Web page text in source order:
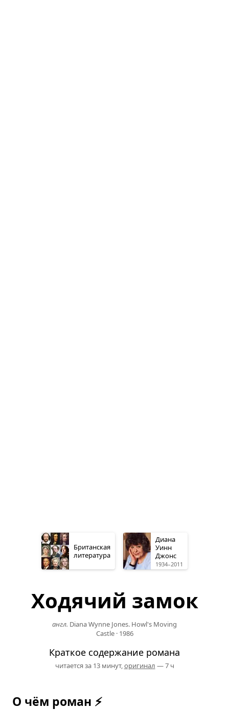
Британская
литература
Диана
Уинн
Джонс
1934–2011
Ходячий замок
англ. Diana Wynne Jones. Howl's Moving
Castle· 1986
Краткое содержание романа
читается за 13 минут, оригинал — 7 ч
О чём роман ⚡